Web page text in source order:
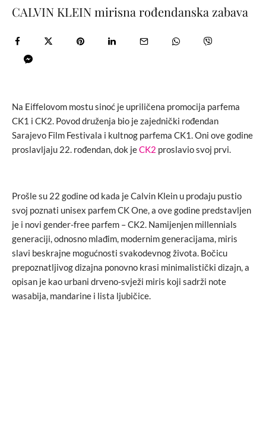
CALVIN KLEIN mirisna rođendanska zabava
Na Eiffelovom mostu sinoć je upriličena promocija parfema
CK1 i CK2. Povod druženja bio je zajednički rođendan
Sarajevo Film Festivala i kultnog parfema CK1. Oni ove godine
proslavljaju 22. rođendan, dok jeCK2 proslavio svoj prvi.
Prošle su 22 godine od kada je Calvin Klein u prodaju pustio
svoj poznati unisex parfem CK One, a ove godine predstavljen
je i novi gender-free parfem – CK2. Namijenjen millennials
generaciji, odnosno mlađim, modernim generacijama, miris
slavi beskrajne mogućnosti svakodevnog života. Bočicu
prepoznatljivog dizajna ponovno krasi minimalistički dizajn, a
opisan je kao urbani drveno-svježi miris koji sadrži note
wasabija, mandarine i lista ljubičice.